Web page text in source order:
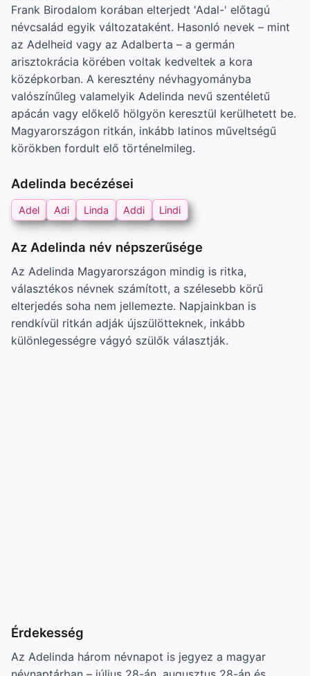
Frank Birodalom korában elterjedt 'Adal-' előtagú
névcsalád egyik változataként. Hasonló nevek – mint
az Adelheid vagy az Adalberta – a germán
arisztokrácia körében voltak kedveltek a kora
középkorban. A keresztény névhagyományba
valószínűleg valamelyik Adelinda nevű szentéletű
apácán vagy előkelő hölgyön keresztül kerülhetett be.
Magyarországon ritkán, inkább latinos műveltségű
körökben fordult elő történelmileg.
Adelinda becézései
Adel Adi Linda Addi Lindi
Az Adelinda név népszerűsége
Az Adelinda Magyarországon mindig is ritka,
választékos névnek számított, a szélesebb körű
elterjedés soha nem jellemezte. Napjainkban is
rendkívül ritkán adják újszülötteknek, inkább
különlegességre vágyó szülők választják.
Érdekesség
Az Adelinda három névnapot is jegyez a magyar